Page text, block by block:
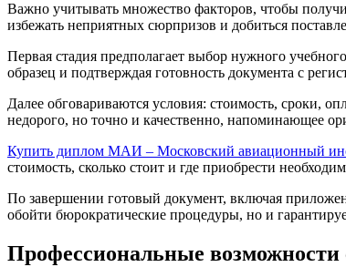
Важно учитывать множество факторов, чтобы
избежать неприятных сюрпризов и добиться
Первая стадия предполагает выбор нужного
образец и подтверждая готовность документа с
Далее обговариваются условия: стоимость, сроки,
недорого, но точно и качественно, напоминающее
Купить диплом МАИ – Московский авиационный
стоимость, сколько стоит и где приобрести
По завершении готовый документ, включая
обойти бюрократические процедуры, но и
Профессиональные